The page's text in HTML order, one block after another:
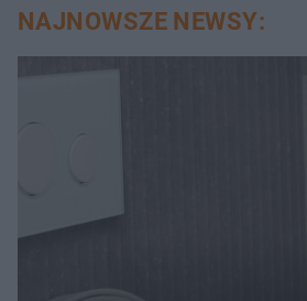
NAJNOWSZE NEWSY: